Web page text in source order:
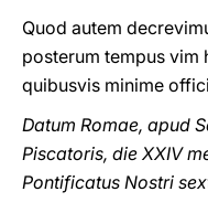
Quod autem
posterum tempus vim
quibusvis minime
Datum Romae, apud
Piscatoris, die XXIV
Pontificatus Nostri